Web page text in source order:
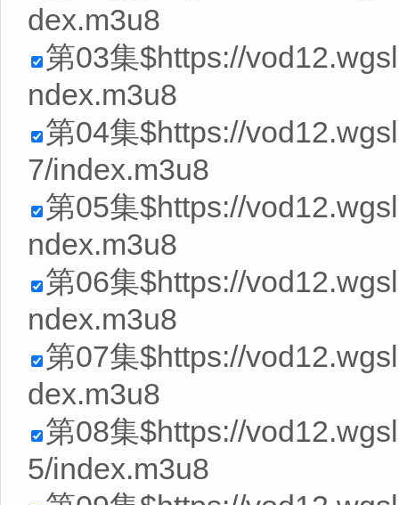
dex.m3u8
第03集$https://
ndex.m3u8
第04集$https://
7/index.m3u8
第05集$https://
ndex.m3u8
第06集$https://
ndex.m3u8
第07集$https://
dex.m3u8
第08集$https://
5/index.m3u8